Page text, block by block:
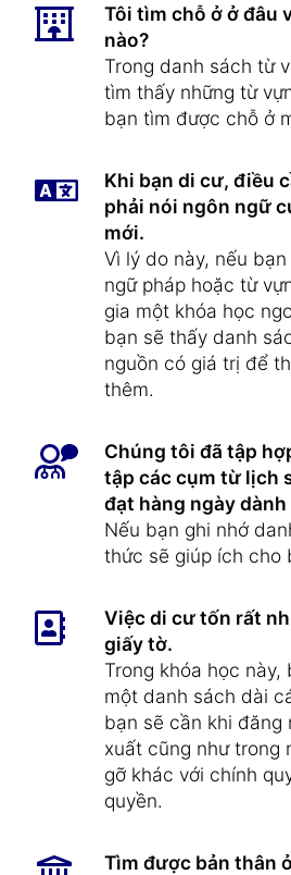
Tôi tìm chỗ ở ở đâu
nào?
Trong danh sách từ
tìm thấy những từ
bạn tìm được chỗ ở
Khi bạn di cư, điều
phải nói ngôn ngữ
mới.
Vì lý do này, nếu
ngữ pháp hoặc từ
gia một khóa học
bạn sẽ thấy danh
nguồn có giá trị để
thêm.
Chúng tôi đã tập
tập các cụm từ lịch
đạt hàng ngày dành
Nếu bạn ghi nhớ
​​thức sẽ giúp ích cho
Việc di cư tốn rất
giấy tờ.
Trong khóa học này,
một danh sách dài
bạn sẽ cần khi đăng
xuất cũng như trong
gỡ khác với chính
quyền.
Tìm được bản thân